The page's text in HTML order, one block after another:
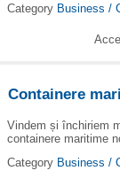
Category Business /
Containere
Vindem și închiriem
containere maritime
Category Business /